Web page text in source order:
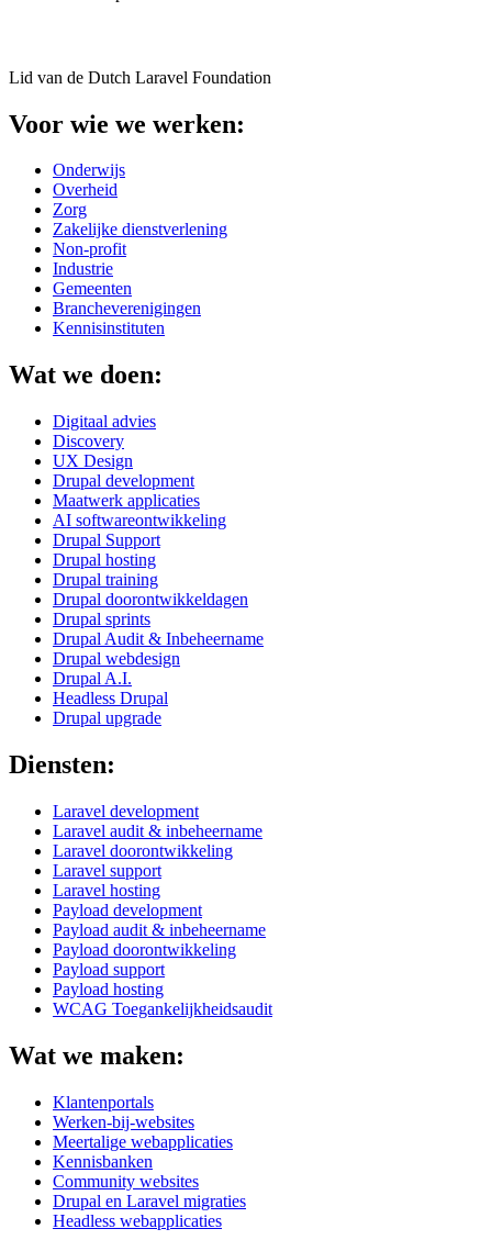
Lid van de Dutch Laravel Foundation
Voor wie we werken:
Onderwijs
Overheid
Zorg
Zakelijke dienstverlening
Non-profit
Industrie
Gemeenten
Brancheverenigingen
Kennisinstituten
Wat we doen:
Digitaal advies
Discovery
UX Design
Drupal development
Maatwerk applicaties
AI softwareontwikkeling
Drupal Support
Drupal hosting
Drupal training
Drupal doorontwikkeldagen
Drupal sprints
Drupal Audit & Inbeheername
Drupal webdesign
Drupal A.I.
Headless Drupal
Drupal upgrade
Diensten:
Laravel development
Laravel audit & inbeheername
Laravel doorontwikkeling
Laravel support
Laravel hosting
Payload development
Payload audit & inbeheername
Payload doorontwikkeling
Payload support
Payload hosting
WCAG Toegankelijkheidsaudit
Wat we maken:
Klantenportals
Werken-bij-websites
Meertalige webapplicaties
Kennisbanken
Community websites
Drupal en Laravel migraties
Headless webapplicaties